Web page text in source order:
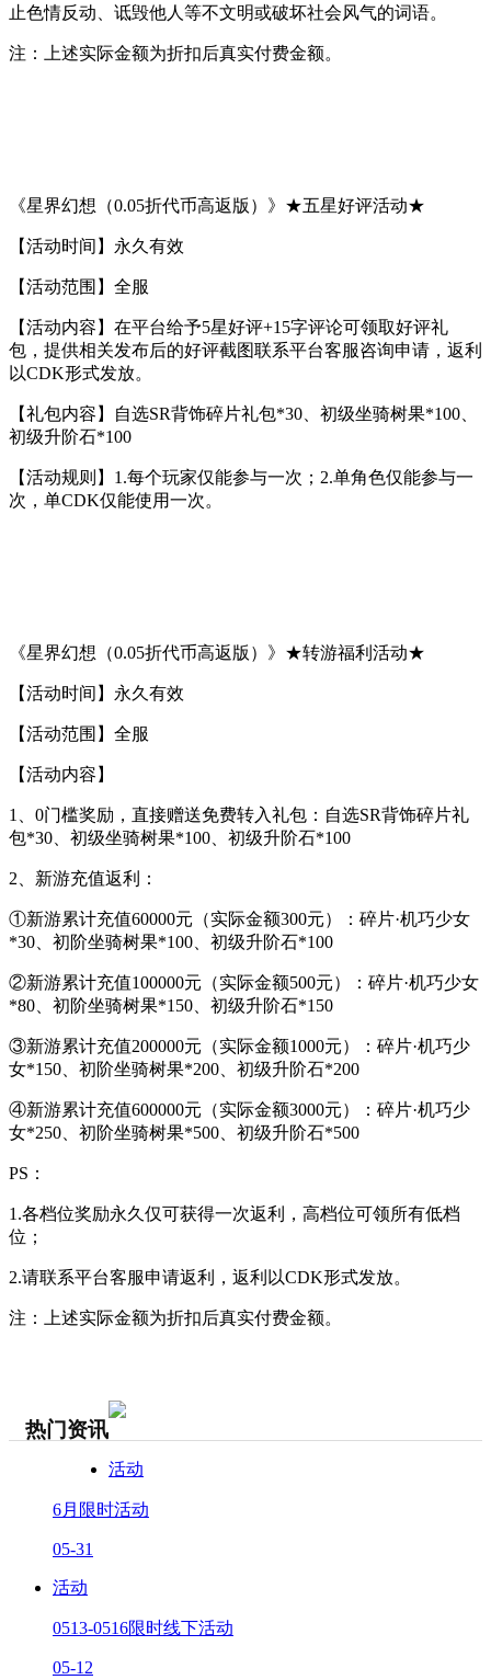
止色情反动、诋毁他人等不文明或破坏社会风气的词语。
注：上述实际金额为折扣后真实付费金额。
《星界幻想（0.05折代币高返版）》★五星好评活动★
【活动时间】永久有效
【活动范围】全服
【活动内容】在平台给予5星好评+15字评论可领取好评礼
包，提供相关发布后的好评截图联系平台客服咨询申请，返利
以CDK形式发放。
【礼包内容】自选SR背饰碎片礼包*30、初级坐骑树果*100、
初级升阶石*100
【活动规则】1.每个玩家仅能参与一次；2.单角色仅能参与一
次，单CDK仅能使用一次。
《星界幻想（0.05折代币高返版）》★转游福利活动★
【活动时间】永久有效
【活动范围】全服
【活动内容】
1、0门槛奖励，直接赠送免费转入礼包：自选SR背饰碎片礼
包*30、初级坐骑树果*100、初级升阶石*100
2、新游充值返利：
①新游累计充值60000元（实际金额300元）：碎片·机巧少女
*30、初阶坐骑树果*100、初级升阶石*100
②新游累计充值100000元（实际金额500元）：碎片·机巧少女
*80、初阶坐骑树果*150、初级升阶石*150
③新游累计充值200000元（实际金额1000元）：碎片·机巧少
女*150、初阶坐骑树果*200、初级升阶石*200
④新游累计充值600000元（实际金额3000元）：碎片·机巧少
女*250、初阶坐骑树果*500、初级升阶石*500
PS：
1.各档位奖励永久仅可获得一次返利，高档位可领所有低档
位；
2.请联系平台客服申请返利，返利以CDK形式发放。
注：上述实际金额为折扣后真实付费金额。
热门资讯
活动
6月限时活动
05-31
活动
0513-0516限时线下活动
05-12